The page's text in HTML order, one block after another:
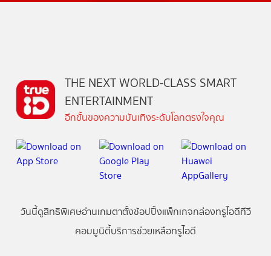
THE NEXT WORLD-CLASS SMART
ENTERTAINMENT
อีกขั้นของความบันเทิงระดับโลกตรงใจคุณ
วันนี้ดูสิทธิพิเศษอ่านเกมตาตั้งช้อปปิ้งแพ็กเกจกล่องทรูไอดีทีวี
คอมมูนิตี้บริการช่วยเหลือทรูไอดี